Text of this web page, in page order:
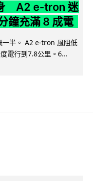
A2 e-tron 迷
鐘充滿 8 成電
半。 A2 e-tron 風阻低
電行到7.8公里。6...